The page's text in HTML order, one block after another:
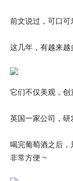
前文说过，可口可
这几年，有越来越
它们不仅美观，创
英国一家公司，研
喝完葡萄酒之后，
非常方便 ~